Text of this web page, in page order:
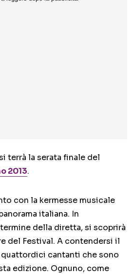
terrà la serata finale del
2013.
con la kermesse musicale
italiana. In
della diretta, si scoprirà
del Festival. A contendersi il
quattordici cantanti che sono
edizione. Ognuno, come